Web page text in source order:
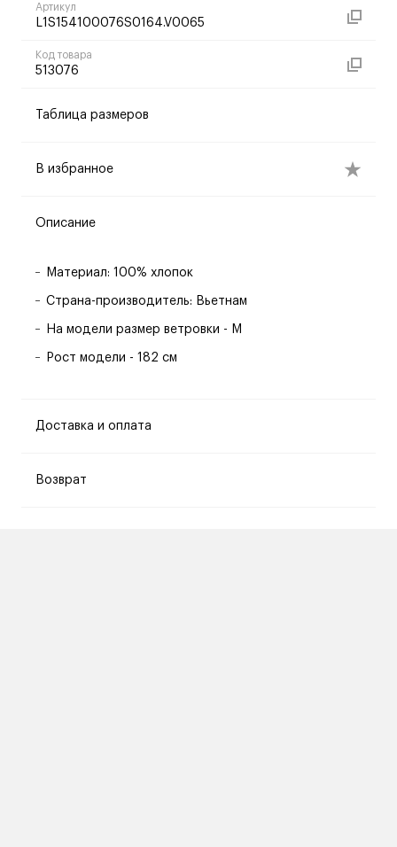
Артикул
L1S154100076S0164.V0065
Код товара
513076
Таблица размеров
В избранное
Описание
Материал: 100% хлопок
Страна-производитель: Вьетнам
На модели размер ветровки - M
Рост модели - 182 см
Доставка и оплата
Возврат